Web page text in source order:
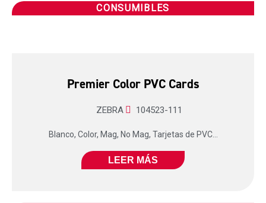
CONSUMIBLES
Premier Color PVC Cards
ZEBRA 104523-111
Blanco, Color, Mag, No Mag, Tarjetas de PVC...
LEER MÁS